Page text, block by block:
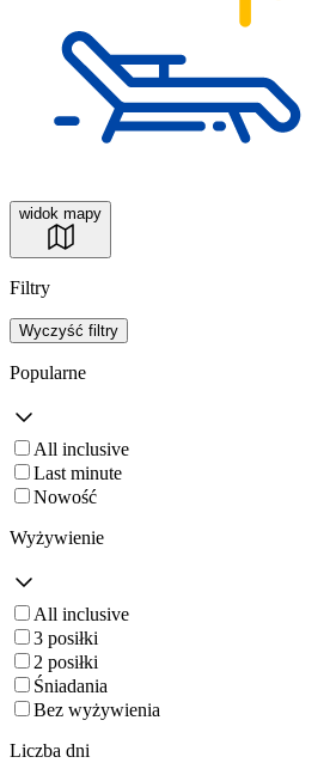
widok mapy
Filtry
Wyczyść filtry
Popularne
All inclusive
Last minute
Nowość
Wyżywienie
All inclusive
3 posiłki
2 posiłki
Śniadania
Bez wyżywienia
Liczba dni